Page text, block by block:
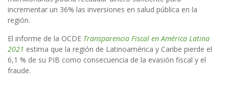
incrementar un 36% las inversiones en salud pública en la
región.
El informe de la OCDE Transparencia Fiscal en América Latina
2021 estima que la región de Latinoamérica y Caribe pierde el
6,1 % de su PIB como consecuencia de la evasión fiscal y el
fraude.